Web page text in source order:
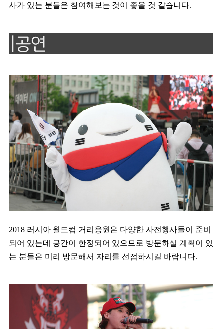
사가 있는 분들은 참여해보는 것이 좋을 것 같습니다.
2018 러시아 월드컵 거리응원은 다양한 사전행사들이 준비
되어 있는데 공간이 한정되어 있으므로 방문하실 계획이 있
는 분들은 미리 방문해서 자리를 선점하시길 바랍니다.